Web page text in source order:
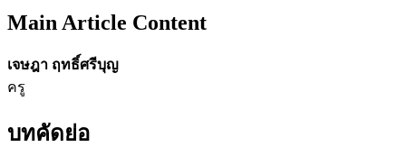
Main Article Content
เจษฎา ฤทธิ์ศรีบุญ
ครู
บทคัดย่อ